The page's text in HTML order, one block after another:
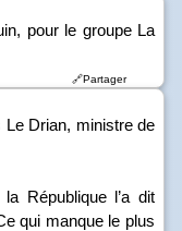
pour le groupe La
🔗Partager
Le Drian, ministre de
République l’a dit
qui manque le plus